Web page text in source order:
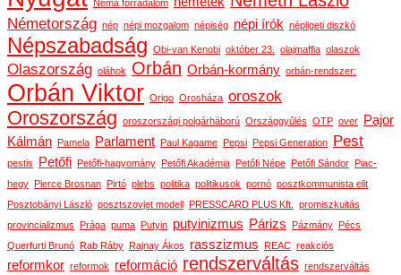
Néma forradalom
Németország nép népi mozgalom népiség népi írók népligeti diszkó
Népszabadság Obi-van Kenobi október 23. olajmaffia olaszok
Olaszország oláhok Orbán Orbán-kormány orbán-rendszer:
Orbán Viktor Origo Orosháza oroszok
Oroszország oroszországi polgárháború Országgyűlés OTP over
Pajor
Kálmán
Pamela Parlament Paul Kagame Pepsi Pepsi Generation Pest
pestis Petőfi Petőfi-hagyomány Petőfi Akadémia Petőfi Népe Petőfi Sándor
Piac-
hegy
Pierce Brosnan Pirtó plebs politika politikusok pornó posztkommunista elit
Posztobányi László posztszovjet modell PRESSCARD PLUS Kft.
promiszkuitás
provincializmus
Prága puma Putyin putyinizmus Párizs Pázmány
Pécs
Querfurti Brunó
Rab Ráby Rajnay Ákos rasszizmus REAC reakciós
reformkor reformok reformáció rendszerváltás rendszerváltás